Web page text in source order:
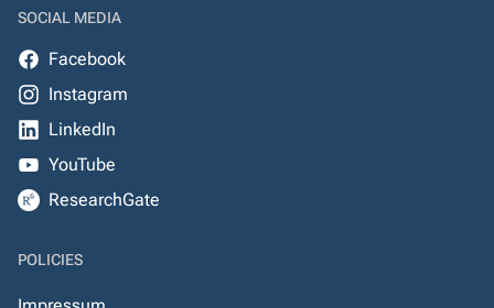
SOCIAL MEDIA
Facebook
Instagram
LinkedIn
YouTube
ResearchGate
POLICIES